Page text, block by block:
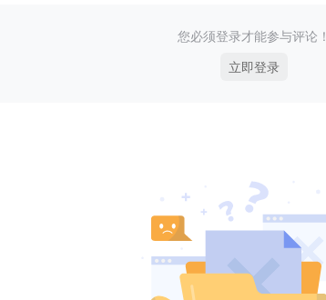
您必须登录才能参与评论！
立即登录